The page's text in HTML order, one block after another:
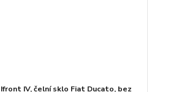
IV, čelní sklo Fiat Ducato, bez